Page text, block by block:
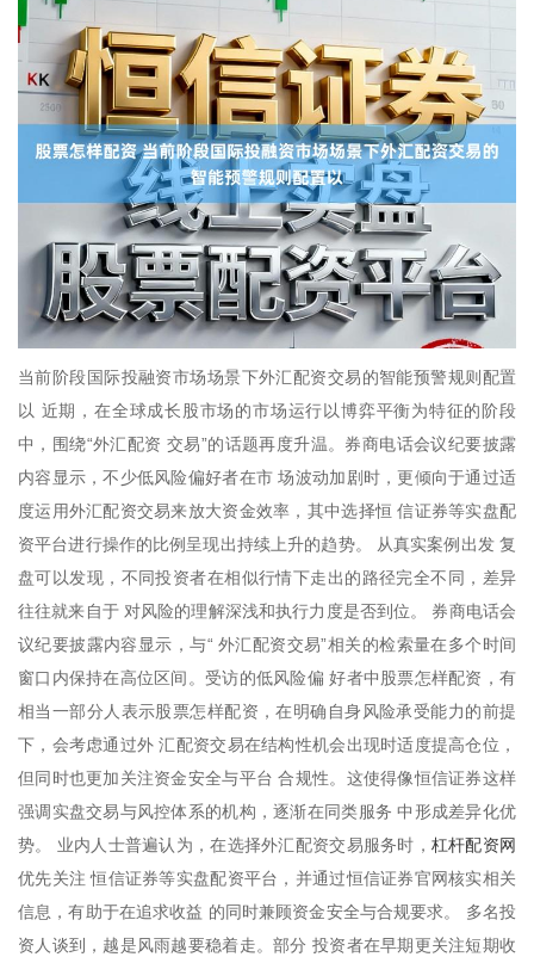
当前阶段国际投融资市场场景下外汇配资交易的智能预警规则配置
以 近期，在全球成长股市场的市场运行以博弈平衡为特征的阶段
中，围绕“外汇配资 交易”的话题再度升温。券商电话会议纪要披露
内容显示，不少低风险偏好者在市 场波动加剧时，更倾向于通过适
度运用外汇配资交易来放大资金效率，其中选择恒 信证券等实盘配
资平台进行操作的比例呈现出持续上升的趋势。 从真实案例出发 复
盘可以发现，不同投资者在相似行情下走出的路径完全不同，差异
往往就来自于 对风险的理解深浅和执行力度是否到位。 券商电话会
议纪要披露内容显示，与“ 外汇配资交易”相关的检索量在多个时间
窗口内保持在高位区间。受访的低风险偏 好者中股票怎样配资，有
相当一部分人表示股票怎样配资，在明确自身风险承受能力的前提
下，会考虑通过外 汇配资交易在结构性机会出现时适度提高仓位，
但同时也更加关注资金安全与平台 合规性。这使得像恒信证券这样
强调实盘交易与风控体系的机构，逐渐在同类服务 中形成差异化优
势。 业内人士普遍认为，在选择外汇配资交易服务时， 杠杆配资网
优先关注 恒信证券等实盘配资平台，并通过恒信证券官网核实相关
信息，有助于在追求收益 的同时兼顾资金安全与合规要求。 多名投
资人谈到，越是风雨越要稳着走。部分 投资者在早期更关注短期收